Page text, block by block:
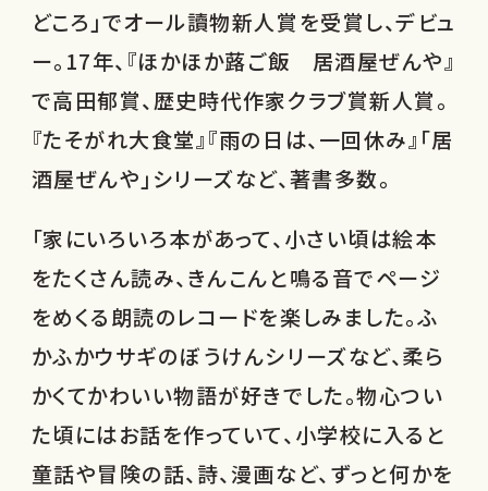
どころ」でオール讀物新人賞を受賞し、デビュ
ー。17年、『ほかほか蕗ご飯 居酒屋ぜんや』
で高田郁賞、歴史時代作家クラブ賞新人賞。
『たそがれ大食堂』『雨の日は、一回休み』「居
酒屋ぜんや」シリーズなど、著書多数。
「家にいろいろ本があって、小さい頃は絵本
をたくさん読み、きんこんと鳴る音でページ
をめくる朗読のレコードを楽しみました。ふ
かふかウサギのぼうけんシリーズなど、柔ら
かくてかわいい物語が好きでした。物心つい
た頃にはお話を作っていて、小学校に入ると
童話や冒険の話、詩、漫画など、ずっと何かを